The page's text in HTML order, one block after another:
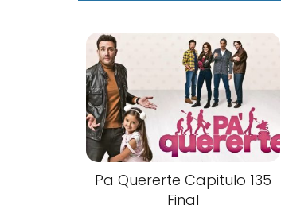
Pa Quererte Capitulo 135
Final